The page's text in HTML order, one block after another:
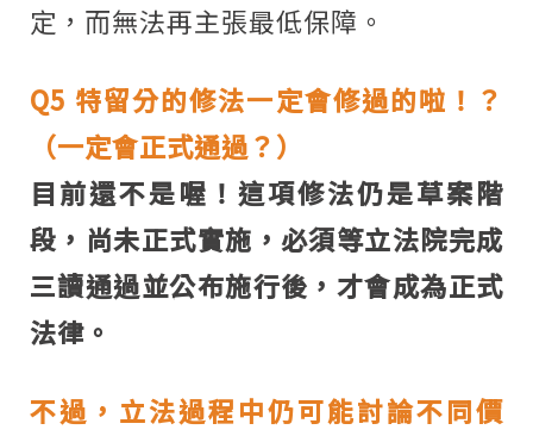
定，而無法再主張最低保障。
Q5 特留分的修法一定會修過的啦！？
（一定會正式通過？）
目前還不是喔！這項修法仍是草案階
段，尚未正式實施，必須等立法院完成
三讀通過並公布施行後，才會成為正式
法律。
不過，立法過程中仍可能討論不同價